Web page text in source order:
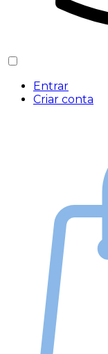
Entrar
Criar conta